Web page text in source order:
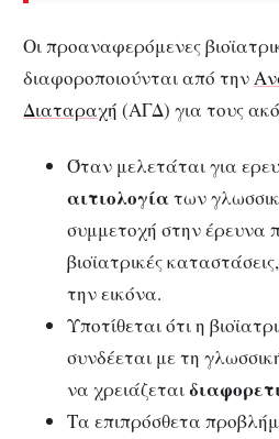
Οι προαναφερόμενες
διαφοροποιούνται από την
Διαταραχή (ΑΓΔ) για τους
Όταν μελετάται για
αιτιολογίατων
συμμετοχή στην έρευνα
βιοϊατρικές
την εικόνα.
Υποτίθεται ότι η
συνδέεται με τη
να χρειάζεται
Τα επιπρόσθετα